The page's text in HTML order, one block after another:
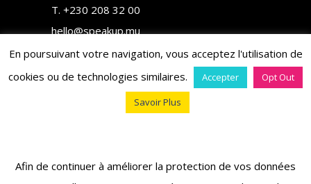
T. +230 208 32 00
hello@speakup.mu
En poursuivant votre navigation, vous acceptez l'utilisation de
cookies ou de technologies similaires.
Accepter
Opt Out
Savoir Plus
Afin de continuer à améliorer la protection de vos données